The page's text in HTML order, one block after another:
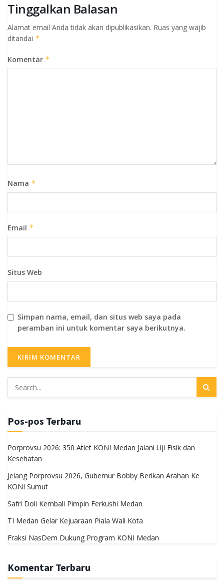
Tinggalkan Balasan
Alamat email Anda tidak akan dipublikasikan. Ruas yang wajib
ditandai *
Komentar *
Nama *
Email *
Situs Web
Simpan nama, email, dan situs web saya pada
peramban ini untuk komentar saya berikutnya.
Pos-pos Terbaru
Porprovsu 2026: 350 Atlet KONI Medan Jalani Uji Fisik dan
Kesehatan
Jelang Porprovsu 2026, Gubernur Bobby Berikan Arahan Ke
KONI Sumut
Safri Doli Kembali Pimpin Ferkushi Medan
TI Medan Gelar Kejuaraan Piala Wali Kota
Fraksi NasDem Dukung Program KONI Medan
Komentar Terbaru